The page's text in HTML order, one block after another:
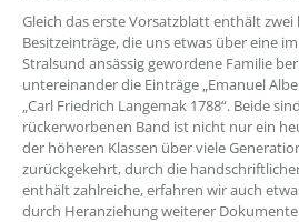
Gleich das erste Vorsatzblatt enthält
Besitzeinträge, die uns etwas über eine
Stralsund ansässig gewordene Familie
untereinander die Einträge „Emanuel
„Carl Friedrich Langemak 1788“. Beide
rückerworbenen Band ist nicht nur ein
der höheren Klassen über viele
zurückgekehrt, durch die
enthält zahlreiche, erfahren wir auch
durch Heranziehung weiterer